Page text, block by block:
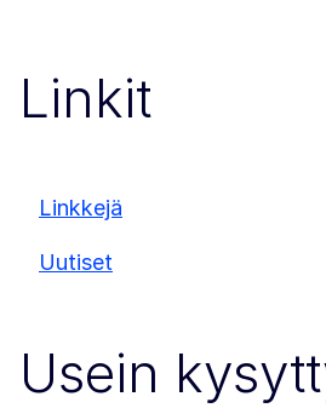
Linkit
Linkkejä
Uutiset
Usein